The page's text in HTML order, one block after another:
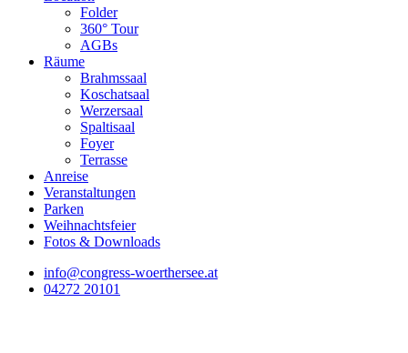
Folder
360° Tour
AGBs
Räume
Brahmssaal
Koschatsaal
Werzersaal
Spaltisaal
Foyer
Terrasse
Anreise
Veranstaltungen
Parken
Weihnachtsfeier
Fotos & Downloads
info@congress-woerthersee.at
04272 20101